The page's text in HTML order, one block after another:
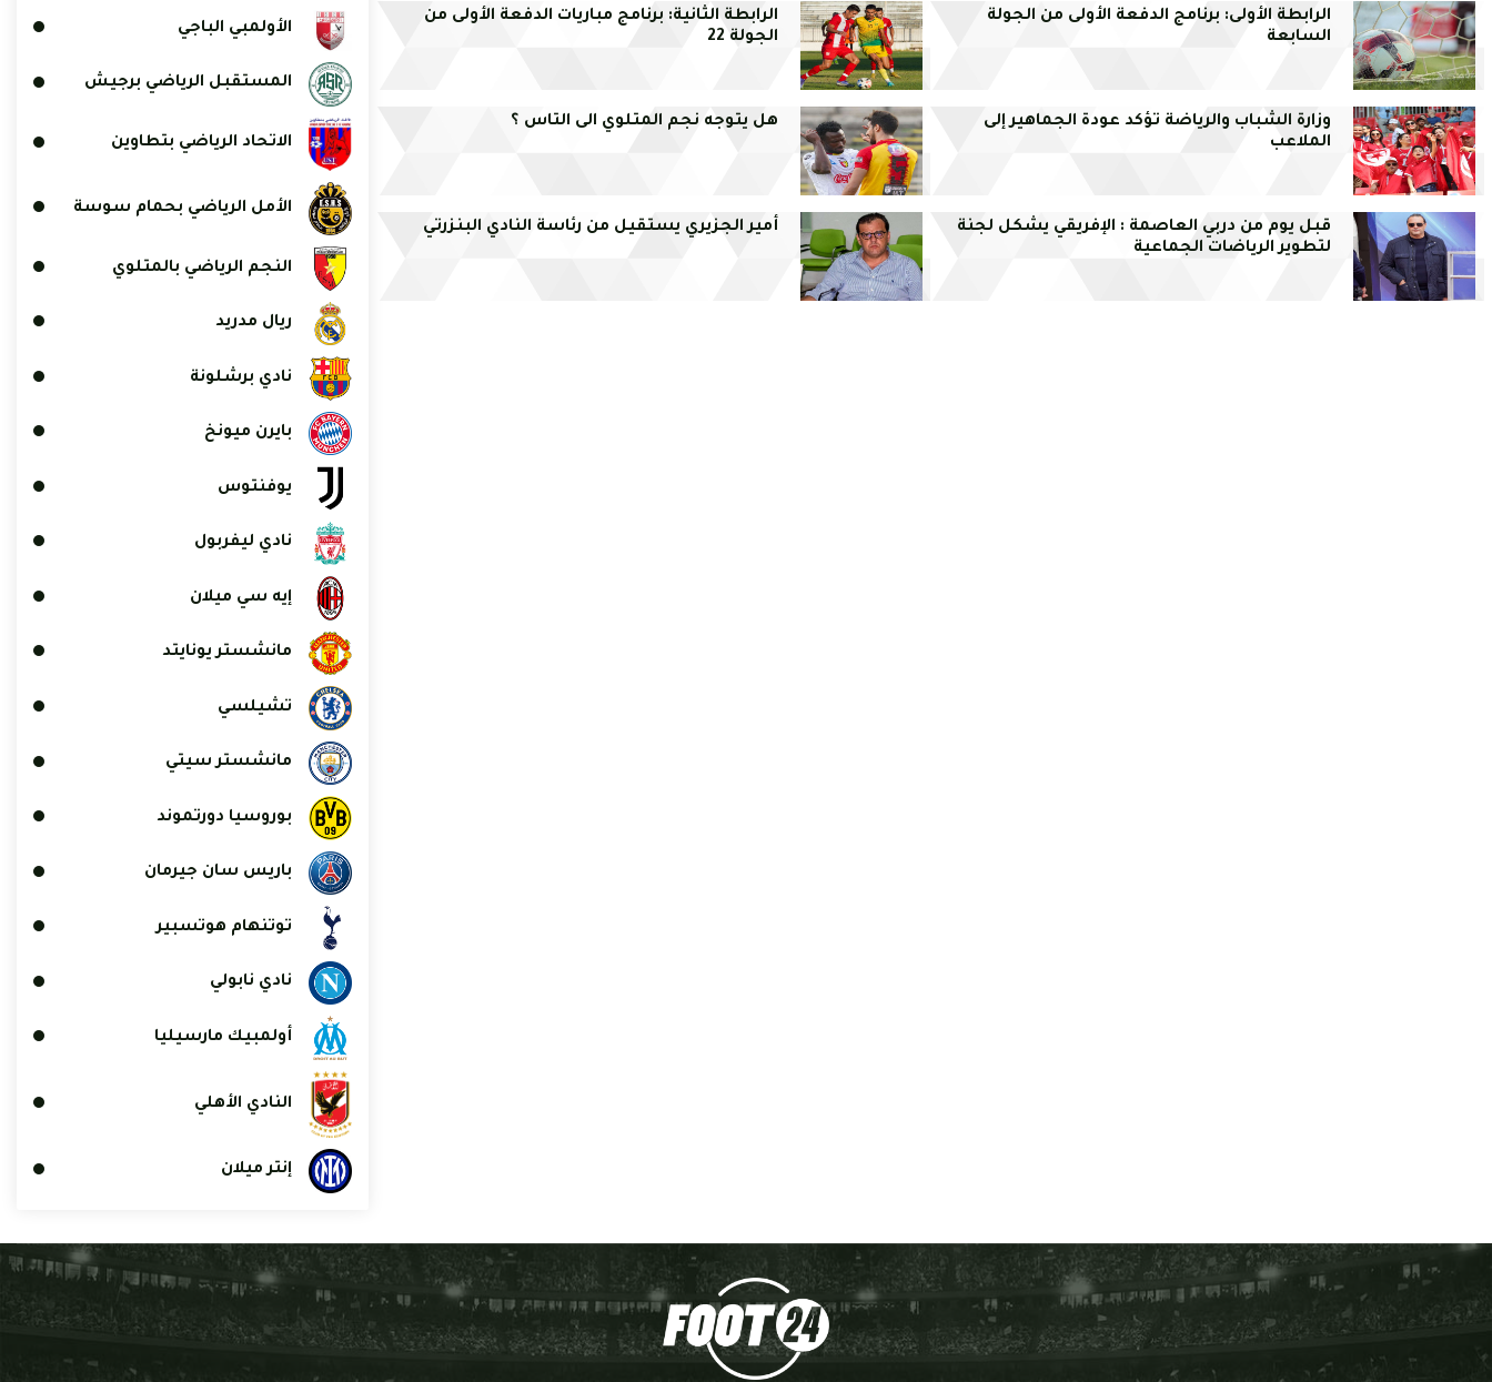
الرابطة الأولى: برنامج الدفعة الأولى من الجولة
السابعة
الرابطة الثانية: برنامج مباريات الدفعة الأولى من
الجولة 22
وزارة الشباب والرياضة تؤكد عودة الجماهير إلى
الملاعب
هل يتوجه نجم المتلوي الى التاس ؟
قبل يوم من دربي العاصمة : الإفريقي يشكل لجنة
لتطوير الرياضات الجماعية
أمير الجزيري يستقيل من رئاسة النادي البنزرتي
الأولمبي الباجي
المستقبل الرياضي برجيش
الاتحاد الرياضي بتطاوين
الأمل الرياضي بحمام سوسة
النجم الرياضي بالمتلوي
ريال مدريد
نادي برشلونة
بايرن ميونخ
يوفنتوس
نادي ليفربول
إيه سي ميلان
مانشستر يونايتد
تشيلسي
مانشستر سيتي
بوروسيا دورتموند
باريس سان جيرمان
توتنهام هوتسبير
نادي نابولي
أولمبيك مارسيليا
النادي الأهلي
إنتر ميلان